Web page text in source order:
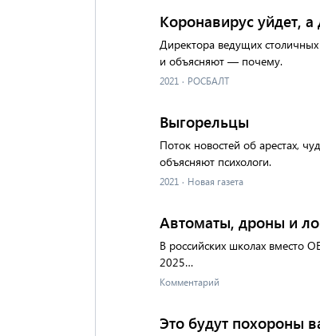
Коронавирус уйдет, а
Директора ведущих
и объясняют — почему.
2021 · РОСБАЛТ
Выгорельцы
Поток новостей об арестах,
объясняют психологи.
2021 · Новая газета
Автоматы, дроны и
В российских школах вместо
2025…
Комментарий
Это будут похороны